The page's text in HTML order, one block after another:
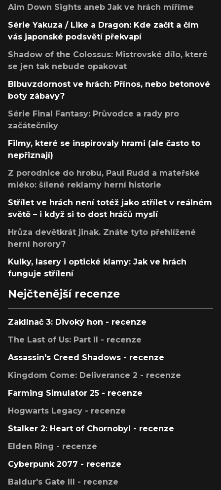
Aim Down Sights aneb Jak ve hrách míříme
Série Yakuza / Like a Dragon: Kde začít a čím
vás japonské podsvětí překvapí
Shadow of the Colossus: Mistrovské dílo, které
se jen tak nebude opakovat
Blbuvzdornost ve hrách: Přínos, nebo betonové
boty zábavy?
Série Final Fantasy: Průvodce a rady pro
začátečníky
Filmy, které se inspirovaly hrami (ale často to
nepřiznají)
Z porodnice do hrobu, Paul Rudd a mateřské
mléko: šílené reklamy herní historie
Střílet ve hrách není totéž jako střílet v reálném
světě – i když si to dost hráčů myslí
Hrůza devětkrát jinak. Znáte tyto přehlížené
herní horory?
Kulky, lasery i optické klamy: Jak ve hrách
funguje střílení
Nejčtenější recenze
Zaklínač 3: Divoký hon - recenze
The Last of Us: Part II - recenze
Assassin's Creed Shadows - recenze
Kingdom Come: Deliverance 2 - recenze
Farming Simulator 25 - recenze
Hogwarts Legacy - recenze
Stalker 2: Heart of Chornobyl - recenze
Elden Ring - recenze
Cyberpunk 2077 - recenze
Baldur's Gate III - recenze